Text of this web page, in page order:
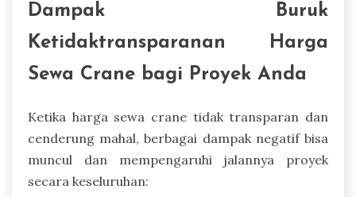
Dampak Buruk
Ketidaktransparanan Harga
Sewa Crane bagi Proyek Anda
Ketika harga sewa crane tidak transparan dan
cenderung mahal, berbagai dampak negatif bisa
muncul dan mempengaruhi jalannya proyek
secara keseluruhan: